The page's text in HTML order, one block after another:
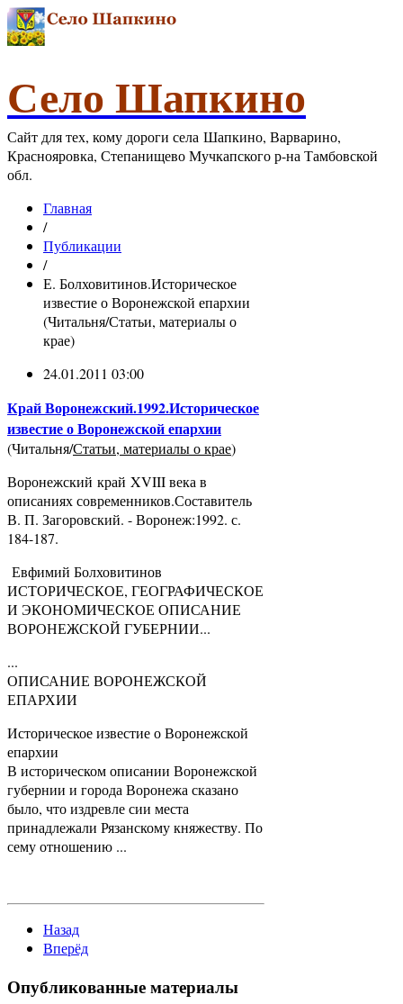
Село Шапкино
Сайт для тех, кому дороги села Шапкино, Варварино,
Краснояровка, Степанищево Мучкапского р-на Тамбовской
обл.
Главная
/
Публикации
/
Е. Болховитинов.Историческое
известие о Воронежской епархии
(Читальня/Статьи, материалы о
крае)
24.01.2011 03:00
Край Воронежский.1992.Историческое
известие о Воронежской епархии
(Читальня/Статьи, материалы о крае)
Воронежский край XVIII века в
описаниях современников.Составитель
В. П. Загоровский. - Воронеж:1992. с.
184-187.
Евфимий Болховитинов
ИСТОРИЧЕСКОЕ, ГЕОГРАФИЧЕСКОЕ
И ЭКОНОМИЧЕСКОЕ ОПИСАНИЕ
ВОРОНЕЖСКОЙ ГУБЕРНИИ...
...
ОПИСАНИЕ ВОРОНЕЖСКОЙ
ЕПАРХИИ
Историческое известие о Воронежской
епархии
В историческом описании Воронежской
губернии и города Воронежа сказано
было, что издревле сии места
принадлежали Рязанскому княжеству. По
сему отношению ...
Назад
Вперёд
Опубликованные материалы